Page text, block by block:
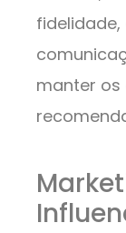
manter os